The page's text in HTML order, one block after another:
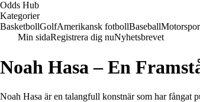
Odds Hub
Kategorier
BasketbollGolfAmerikansk fotbollBaseball
Min sidaRegistrera dig nuNyhetsbrevet
Noah Hasa – En
Noah Hasa är en talangfull konstnär som har fångat